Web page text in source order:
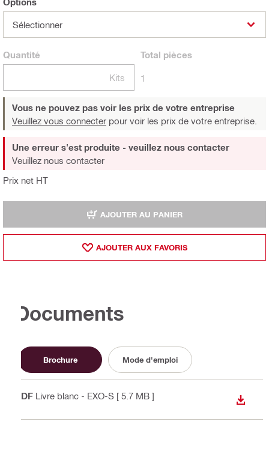
Sélectionner
Quantité
Kits
Total pièces
1
Vous ne pouvez pas voir les prix de votre entreprise
Veuillez vous connecter pour voir les prix de votre entreprise.
Prix net HT
Une erreur s'est produite - veuillez nous contacter
Veuillez nous contacter
AJOUTER AU PANIER
AJOUTER AUX FAVORIS
Documents
Brochure Mode d'emploi
PDF Livre blanc - EXO-S [ 5.7 MB ]